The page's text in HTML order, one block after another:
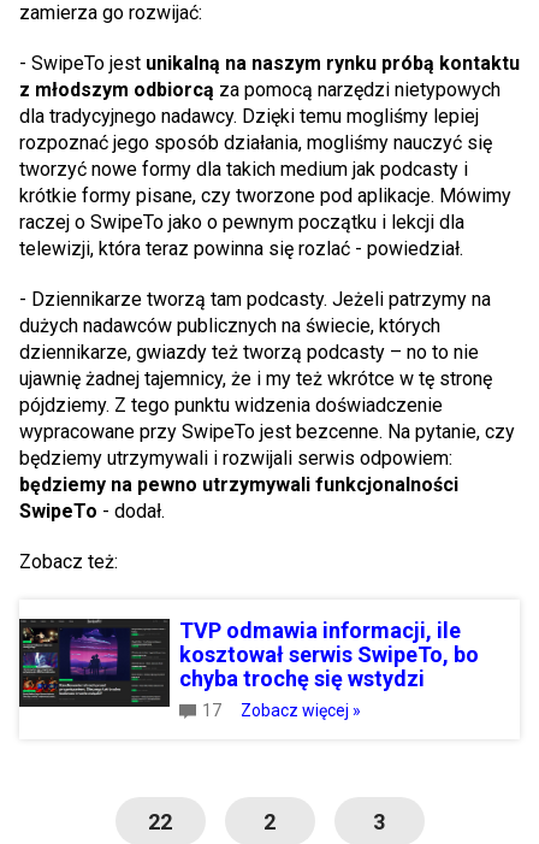
zamierza go rozwijać:
- SwipeTo jest unikalną na naszym rynku próbą kontaktu
z młodszym odbiorcą za pomocą narzędzi nietypowych
dla tradycyjnego nadawcy. Dzięki temu mogliśmy lepiej
rozpoznać jego sposób działania, mogliśmy nauczyć się
tworzyć nowe formy dla takich medium jak podcasty i
krótkie formy pisane, czy tworzone pod aplikacje. Mówimy
raczej o SwipeTo jako o pewnym początku i lekcji dla
telewizji, która teraz powinna się rozlać - powiedział.
- Dziennikarze tworzą tam podcasty. Jeżeli patrzymy na
dużych nadawców publicznych na świecie, których
dziennikarze, gwiazdy też tworzą podcasty – no to nie
ujawnię żadnej tajemnicy, że i my też wkrótce w tę stronę
pójdziemy. Z tego punktu widzenia doświadczenie
wypracowane przy SwipeTo jest bezcenne. Na pytanie, czy
będziemy utrzymywali i rozwijali serwis odpowiem:
będziemy na pewno utrzymywali funkcjonalności
SwipeTo - dodał.
Zobacz też:
TVP odmawia informacji, ile
kosztował serwis SwipeTo, bo
chyba trochę się wstydzi
17 Zobacz więcej »
22 2 3